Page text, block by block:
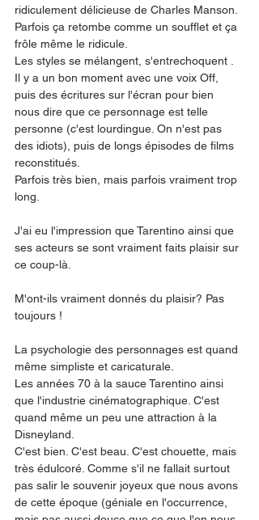
ridiculement délicieuse de Charles Manson.
Parfois ça retombe comme un soufflet et ça
frôle même le ridicule.
Les styles se mélangent, s'entrechoquent .
Il y a un bon moment avec une voix Off,
puis des écritures sur l'écran pour bien
nous dire que ce personnage est telle
personne (c'est lourdingue. On n'est pas
des idiots), puis de longs épisodes de films
reconstitués.
Parfois très bien, mais parfois vraiment trop
long.
J'ai eu l'impression que Tarentino ainsi que
ses acteurs se sont vraiment faits plaisir sur
ce coup-là.
M'ont-ils vraiment donnés du plaisir? Pas
toujours !
La psychologie des personnages est quand
même simpliste et caricaturale.
Les années 70 à la sauce Tarentino ainsi
que l'industrie cinématographique. C'est
quand même un peu une attraction à la
Disneyland.
C'est bien. C'est beau. C'est chouette, mais
très édulcoré. Comme s'il ne fallait surtout
pas salir le souvenir joyeux que nous avons
de cette époque (géniale en l'occurrence,